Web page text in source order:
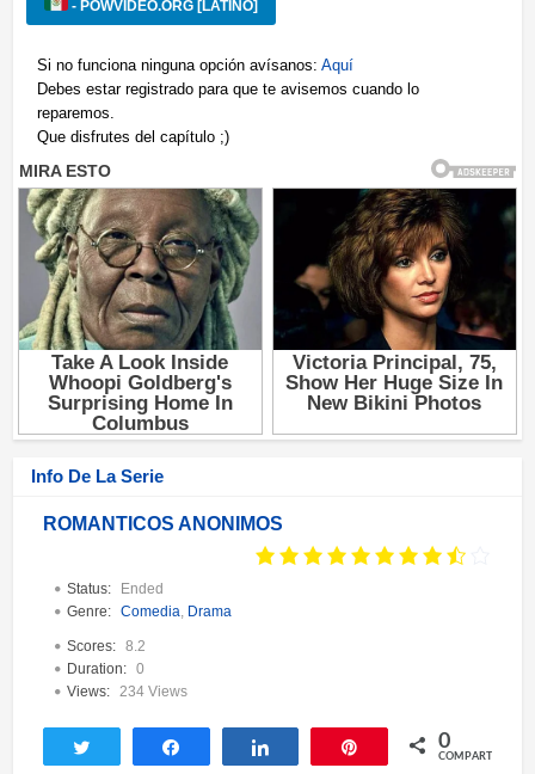
- POWVIDEO.ORG [LATINO]
Si no funciona ninguna opción avísanos: Aquí
Debes estar registrado para que te avisemos cuando lo
reparemos.
Que disfrutes del capítulo ;)
Info De La Serie
ROMÁNTICOS ANÓNIMOS
Status:
Ended
Genre: Comedia, Drama
Scores: 8.2
Duration: 0
Views: 234 Views
Twittear Compartir Compartir 0
COMPARTIR